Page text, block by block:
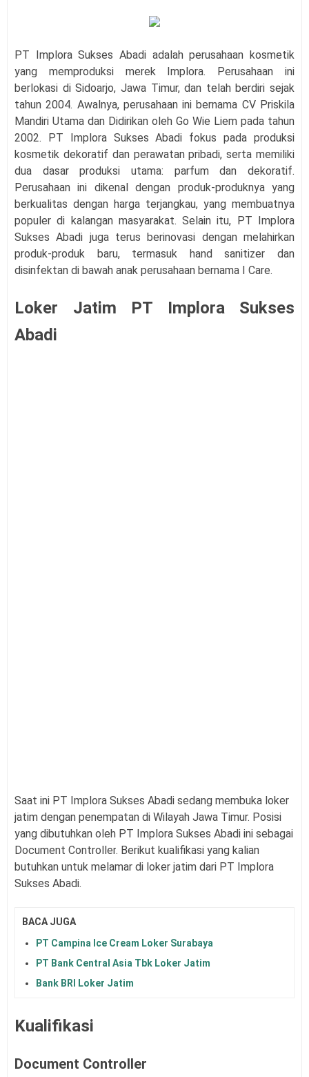
PT Implora Sukses Abadi adalah perusahaan kosmetik
yang memproduksi merek Implora. Perusahaan ini
berlokasi di Sidoarjo, Jawa Timur, dan telah berdiri sejak
tahun 2004. Awalnya, perusahaan ini bernama CV Priskila
Mandiri Utama dan Didirikan oleh Go Wie Liem pada tahun
2002. PT Implora Sukses Abadi fokus pada produksi
kosmetik dekoratif dan perawatan pribadi, serta memiliki
dua dasar produksi utama: parfum dan dekoratif.
Perusahaan ini dikenal dengan produk-produknya yang
berkualitas dengan harga terjangkau, yang membuatnya
populer di kalangan masyarakat. Selain itu, PT Implora
Sukses Abadi juga terus berinovasi dengan melahirkan
produk-produk baru, termasuk hand sanitizer dan
disinfektan di bawah anak perusahaan bernama I Care.
Loker Jatim PT Implora Sukses
Abadi
Saat ini PT Implora Sukses Abadi sedang membuka loker
jatim dengan penempatan di Wilayah Jawa Timur. Posisi
yang dibutuhkan oleh PT Implora Sukses Abadi ini sebagai
Document Controller. Berikut kualifikasi yang kalian
butuhkan untuk melamar di loker jatim dari PT Implora
Sukses Abadi.
BACA JUGA
PT Campina Ice Cream Loker Surabaya
PT Bank Central Asia Tbk Loker Jatim
Bank BRI Loker Jatim
Kualifikasi
Document Controller